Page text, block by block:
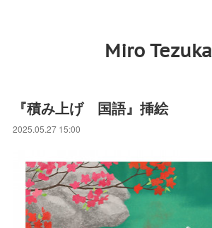
Miro Tezuka
『積み上げ 国語』挿絵
2025.05.27 15:00